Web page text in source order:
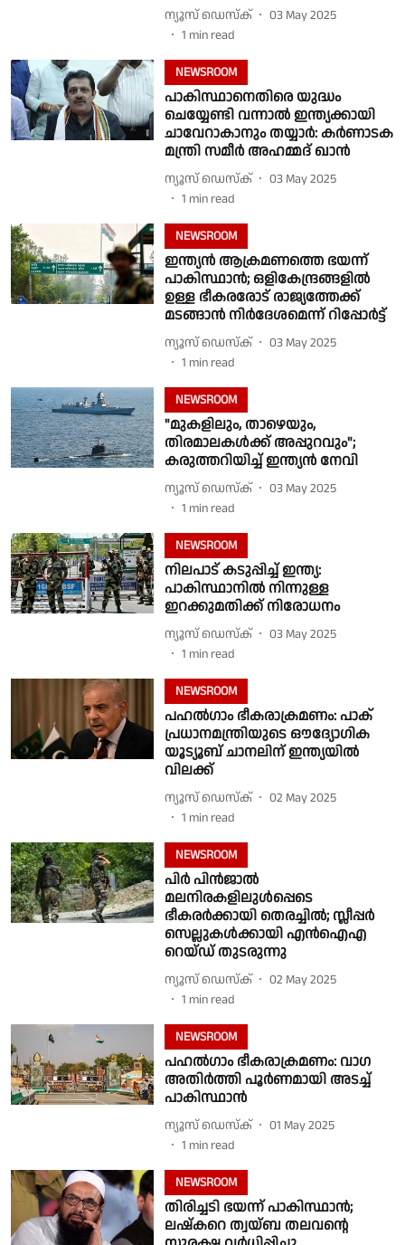
ന്യൂസ് ഡെസ്ക്
03 May 2025
1 min read
NEWSROOM
പാകിസ്ഥാനെതിരെ യുദ്ധം
ചെയ്യേണ്ടി വന്നാൽ ഇന്ത്യക്കായി
ചാവേറാകാനും തയ്യാർ: കർണാടക
മന്ത്രി സമീർ അഹമ്മദ് ഖാൻ
ന്യൂസ് ഡെസ്ക്
03 May 2025
1 min read
NEWSROOM
ഇന്ത്യൻ ആക്രമണത്തെ ഭയന്ന്
പാകിസ്ഥാൻ; ഒളികേന്ദ്രങ്ങളിൽ
ഉള്ള ഭീകരരോട് രാജ്യത്തേക്ക്
മടങ്ങാൻ നിർദേശമെന്ന് റിപ്പോർട്ട്
ന്യൂസ് ഡെസ്ക്
03 May 2025
1 min read
NEWSROOM
"മുകളിലും, താഴെയും,
തിരമാലകൾക്ക് അപ്പുറവും";
കരുത്തറിയിച്ച് ഇന്ത്യൻ നേവി
ന്യൂസ് ഡെസ്ക്
03 May 2025
1 min read
NEWSROOM
നിലപാട് കടുപ്പിച്ച് ഇന്ത്യ:
പാകിസ്ഥാനിൽ നിന്നുള്ള
ഇറക്കുമതിക്ക് നിരോധനം
ന്യൂസ് ഡെസ്ക്
03 May 2025
1 min read
NEWSROOM
പഹൽഗാം ഭീകരാക്രമണം: പാക്
പ്രധാനമന്ത്രിയുടെ ഔദ്യോഗിക
യൂട്യൂബ് ചാനലിന് ഇന്ത്യയിൽ
വിലക്ക്
ന്യൂസ് ഡെസ്ക്
02 May 2025
1 min read
NEWSROOM
പിർ പിൻജാൽ
മലനിരകളിലുൾപ്പെടെ
ഭീകരർക്കായി തെരച്ചിൽ; സ്ലീപ്പർ
സെല്ലുകൾക്കായി എൻഐഎ
റെയ്ഡ് തുടരുന്നു
ന്യൂസ് ഡെസ്ക്
02 May 2025
1 min read
NEWSROOM
പഹൽഗാം ഭീകരാക്രമണം: വാഗ
അതിർത്തി പൂർണമായി അടച്ച്
പാകിസ്ഥാൻ
ന്യൂസ് ഡെസ്ക്
01 May 2025
1 min read
NEWSROOM
തിരിച്ചടി ഭയന്ന് പാകിസ്ഥാൻ;
ലഷ്കറെ ത്വയ്ബ തലവൻ്റെ